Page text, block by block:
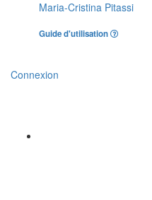
Maria-Cristina Pitassi
Guide d'utilisation
Connexion